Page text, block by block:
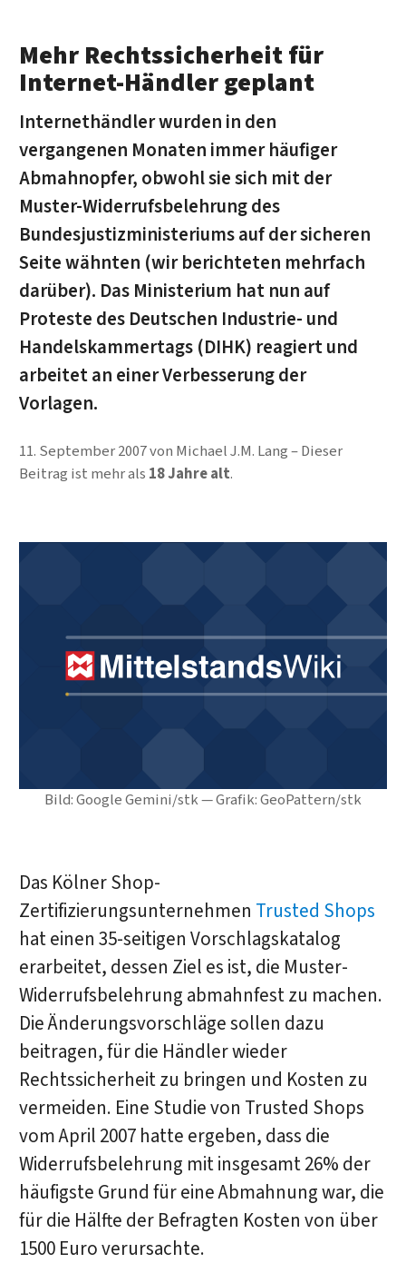
Bild: Google Gemini/stk — Grafik: GeoPattern/stk
Mehr Rechtssicherheit für
Internet-Händler geplant
Internethändler wurden in den
vergangenen Monaten immer häufiger
Abmahnopfer, obwohl sie sich mit der
Muster-Widerrufsbelehrung des
Bundesjustizministeriums auf der sicheren
Seite wähnten (wir berichteten mehrfach
darüber). Das Ministerium hat nun auf
Proteste des Deutschen Industrie- und
Handelskammertags (DIHK) reagiert und
arbeitet an einer Verbesserung der
Vorlagen.
11. September 2007von Michael J.M. Lang
Dieser
Beitrag ist mehr als 18 Jahre alt.
Das Kölner Shop-
Zertifizierungsunternehmen Trusted Shops
hat einen 35-seitigen Vorschlagskatalog
erarbeitet, dessen Ziel es ist, die Muster-
Widerrufsbelehrung abmahnfest zu machen.
Die Änderungsvorschläge sollen dazu
beitragen, für die Händler wieder
Rechtssicherheit zu bringen und Kosten zu
vermeiden. Eine Studie von Trusted Shops
vom April 2007 hatte ergeben, dass die
Widerrufsbelehrung mit insgesamt 26% der
häufigste Grund für eine Abmahnung war, die
für die Hälfte der Befragten Kosten von über
1500 Euro verursachte.